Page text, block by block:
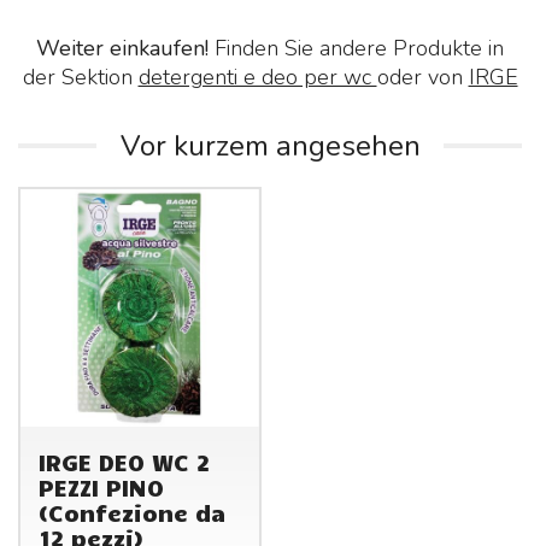
Weiter einkaufen! Finden Sie andere Produkte in
der Sektion detergenti e deo per wc oder von IRGE
Vor kurzem angesehen
IRGE DEO WC 2
PEZZI PINO
(Confezione da
12 pezzi)